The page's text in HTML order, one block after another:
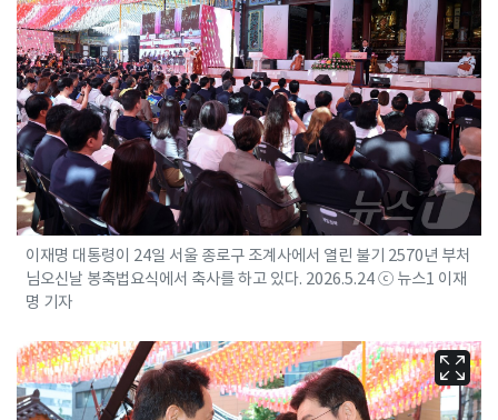
이재명 대통령이 24일 서울 종로구 조계사에서 열린 불기 2570년 부처
님오신날 봉축법요식에서 축사를 하고 있다. 2026.5.24 ⓒ 뉴스1 이재
명 기자